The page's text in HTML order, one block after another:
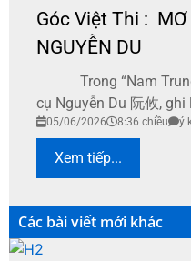
Góc Việt Thi :
NGUYỄN DU
Trong “Nam Trung
cụ Nguyễn Du 阮攸,
05/06/2026 8:36 chiều ý
Xem tiếp...
Các bài viết mới khác